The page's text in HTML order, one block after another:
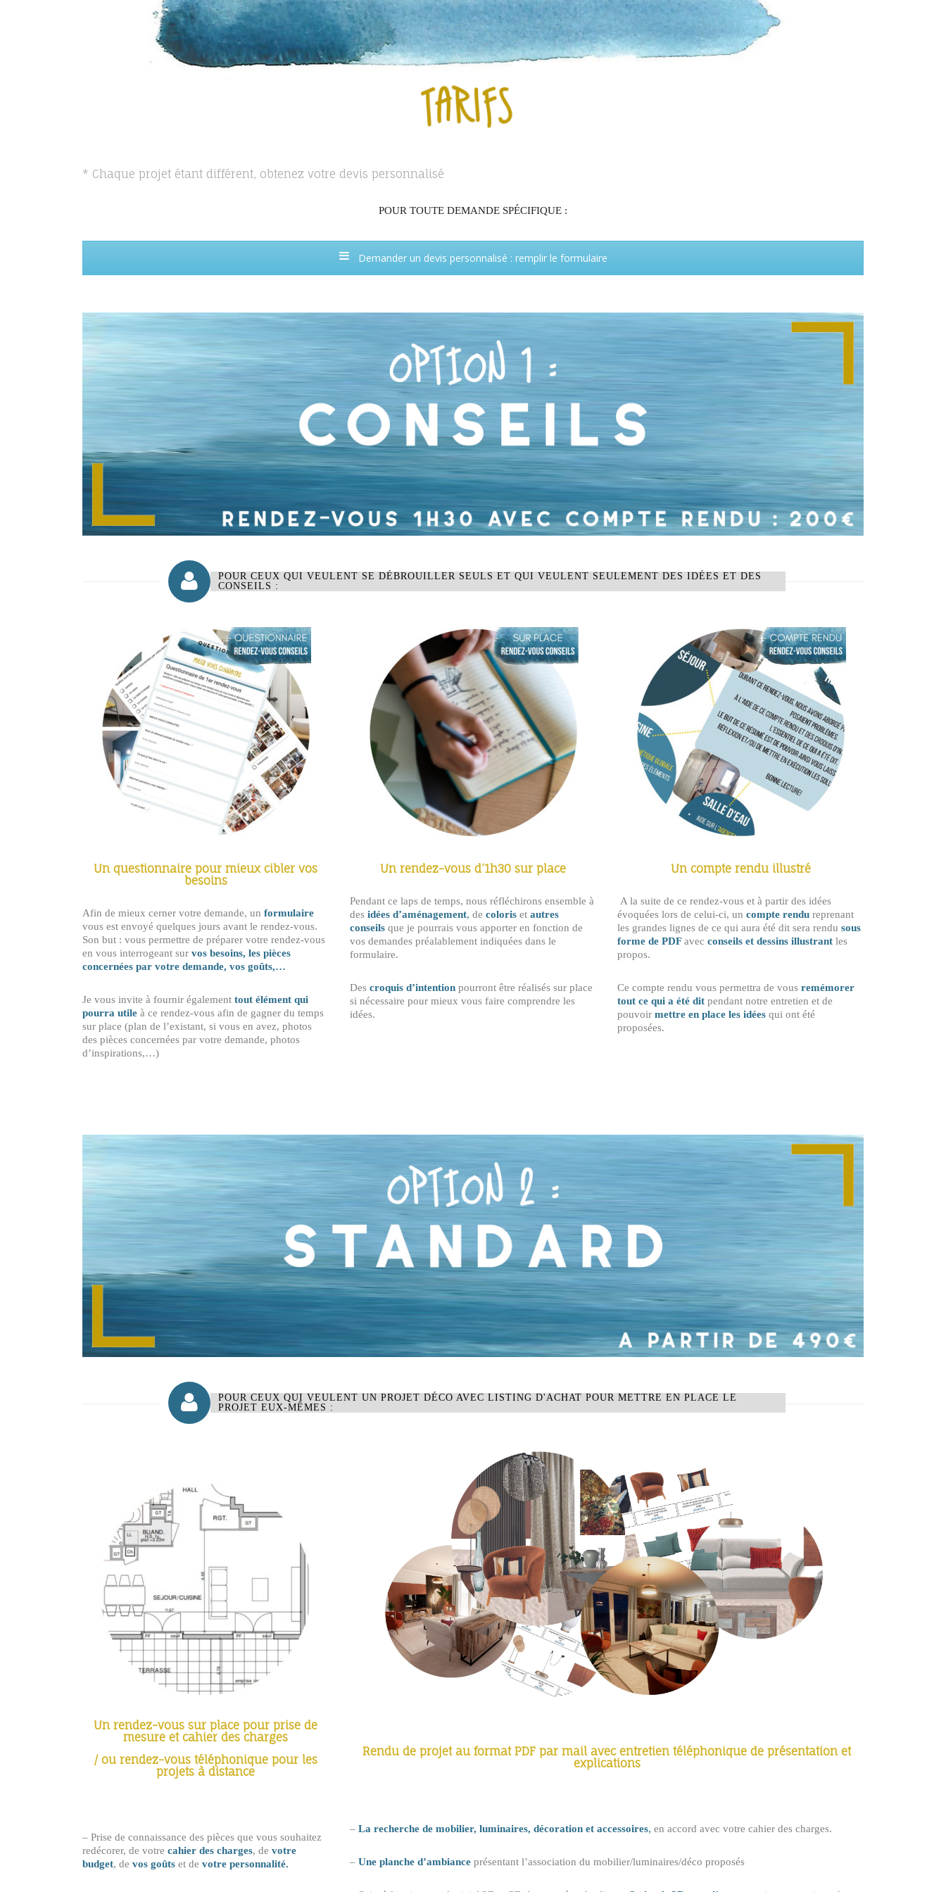
* Chaque projet étant différent, obtenez votre devis personnalisé
POUR TOUTE DEMANDE SPÉCIFIQUE :
Demander un devis personnalisé : remplir le formulaire
POUR CEUX QUI VEULENT SE DÉBROUILLER SEULS ET QUI VEULENT SEULEMENT DES IDÉES ET DES
CONSEILS :
Un questionnaire pour mieux cibler vos
besoins
Afin de mieux cerner votre demande, un formulaire
vous est envoyé quelques jours avant le rendez-vous.
Son but : vous permettre de préparer votre rendez-vous
en vous interrogeant sur vos besoins, les pièces
concernées par votre demande, vos goûts,…
Je vous invite à fournir également tout élément qui
pourra utile à ce rendez-vous afin de gagner du temps
sur place (plan de l’existant, si vous en avez, photos
des pièces concernées par votre demande, photos
d’inspirations,…)
Un rendez-vous d’1h30 sur place
Pendant ce laps de temps, nous réfléchirons ensemble à
des idées d’aménagement, de coloris et autres
conseils que je pourrais vous apporter en fonction de
vos demandes préalablement indiquées dans le
formulaire.
Des croquis d’intention pourront être réalisés sur place
si nécessaire pour mieux vous faire comprendre les
idées.
Un compte rendu illustré
A la suite de ce rendez-vous et à partir des idées
évoquées lors de celui-ci, un compte rendu reprenant
les grandes lignes de ce qui aura été dit sera rendu sous
forme de PDF avec conseils et dessins illustrant les
propos.
Ce compte rendu vous permettra de vous remémorer
tout ce qui a été dit pendant notre entretien et de
pouvoir mettre en place les idées qui ont été
proposées.
POUR CEUX QUI VEULENT UN PROJET DÉCO AVEC LISTING D'ACHAT POUR METTRE EN PLACE LE
PROJET EUX-MÊMES :
Un rendez-vous sur place pour prise de
mesure et cahier des charges
/ ou rendez-vous téléphonique pour les
projets à distance
– Prise de connaissance des pièces que vous souhaitez
redécorer, de votre cahier des charges, de votre
budget, de vos goûts et de votre personnalité.
Rendu de projet au format PDF par mail avec entretien téléphonique de présentation et
explications
– La recherche de mobilier, luminaires, décoration et accessoires, en accord avec votre cahier des charges.
– Une planche d’ambiance présentant l’association du mobilier/luminaires/déco proposés